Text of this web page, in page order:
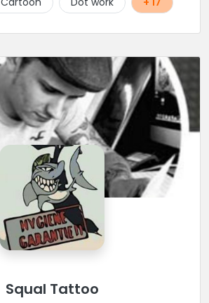
Squal Tattoo